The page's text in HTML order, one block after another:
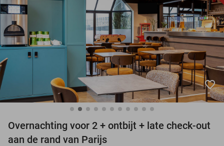
10+ miljoen leden
favorite_border
Overnachting voor 2 + ontbijt + late check-out
aan de rand van Parijs